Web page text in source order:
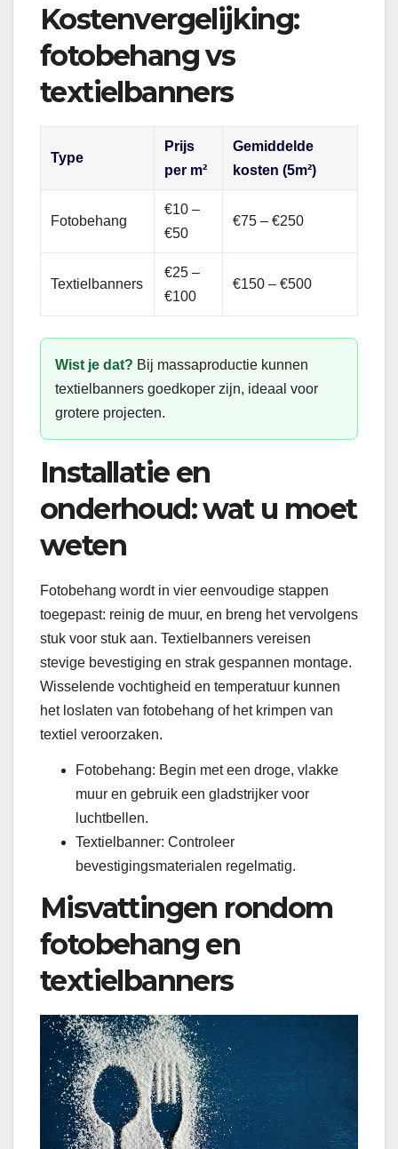
Kostenvergelijking:
fotobehang vs
textielbanners
Type
Prijs
per m²
Gemiddelde
kosten (5m²)
Fotobehang
€10 –
€50
€75 – €250
Textielbanners
€25 –
€100
€150 – €500
Wist je dat? Bij massaproductie kunnen
textielbanners goedkoper zijn, ideaal voor
grotere projecten.
Installatie en
onderhoud: wat u moet
weten
Fotobehang wordt in vier eenvoudige stappen
toegepast: reinig de muur, en breng het vervolgens
stuk voor stuk aan. Textielbanners vereisen
stevige bevestiging en strak gespannen montage.
Wisselende vochtigheid en temperatuur kunnen
het loslaten van fotobehang of het krimpen van
textiel veroorzaken.
Fotobehang: Begin met een droge, vlakke
muur en gebruik een gladstrijker voor
luchtbellen.
Textielbanner: Controleer
bevestigingsmaterialen regelmatig.
Misvattingen rondom
fotobehang en
textielbanners